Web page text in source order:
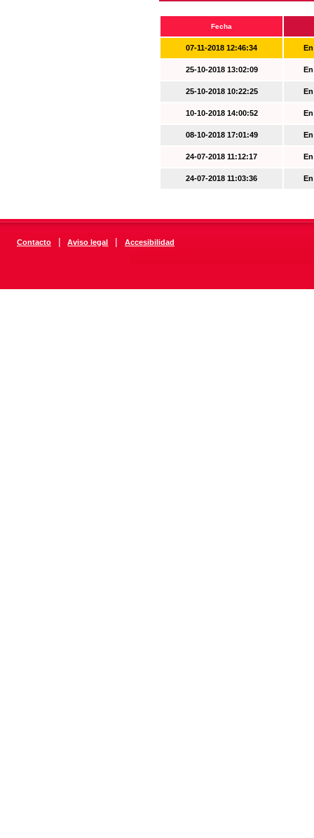
Fecha
07-11-2018 12:46:34
25-10-2018 13:02:09
25-10-2018 10:22:25
10-10-2018 14:00:52
08-10-2018 17:01:49
24-07-2018 11:12:17
24-07-2018 11:03:36
Contacto | Aviso legal | Accesibilidad